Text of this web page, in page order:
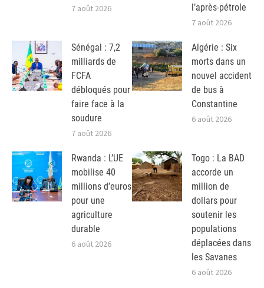
7 août 2026
l’après-pétrole
7 août 2026
Sénégal : 7,2
milliards de
FCFA
débloqués pour
faire face à la
soudure
7 août 2026
Algérie : Six
morts dans un
nouvel accident
de bus à
Constantine
6 août 2026
Rwanda : L’UE
mobilise 40
millions d’euros
pour une
agriculture
durable
6 août 2026
Togo : La BAD
accorde un
million de
dollars pour
soutenir les
populations
déplacées dans
les Savanes
6 août 2026